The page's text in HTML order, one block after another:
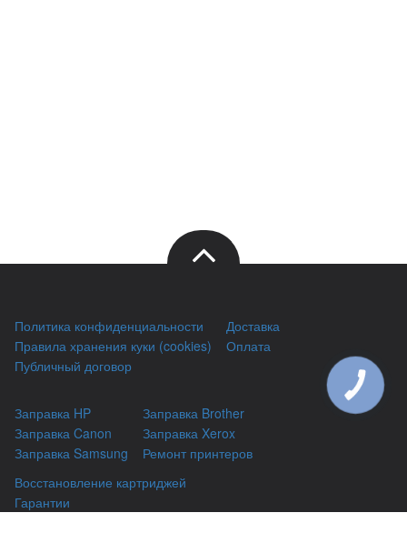
Политика конфиденциальности
Правила хранения куки (cookies)
Публичный договор
Доставка
Оплата
Заправка HP
Заправка Canon
Заправка Samsung
Заправка Brother
Заправка Xerox
Ремонт принтеров
Восстановление картриджей
Гарантии
КНОПКА
ЗВ'ЯЗКУ